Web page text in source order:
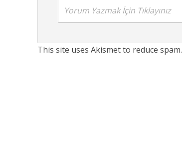
Yorum Yazmak İçin Tıklayınız
This site uses Akismet to reduce spam.